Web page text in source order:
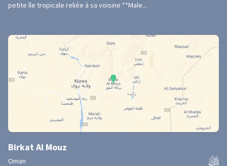
petite île tropicale reliée à sa voisine **Male...
Birkat Al Mouz
Oman